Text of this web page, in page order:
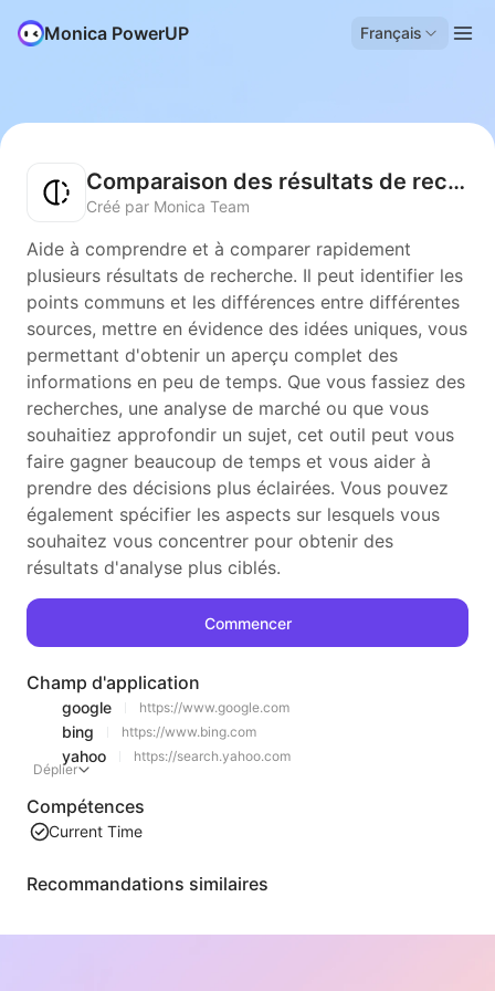
Monica PowerUP Français
Comparaison des résultats de recherche
Créé par Monica Team
Aide à comprendre et à comparer rapidement
plusieurs résultats de recherche. Il peut identifier les
points communs et les différences entre différentes
sources, mettre en évidence des idées uniques, vous
permettant d'obtenir un aperçu complet des
informations en peu de temps. Que vous fassiez des
recherches, une analyse de marché ou que vous
souhaitiez approfondir un sujet, cet outil peut vous
faire gagner beaucoup de temps et vous aider à
prendre des décisions plus éclairées. Vous pouvez
également spécifier les aspects sur lesquels vous
souhaitez vous concentrer pour obtenir des
résultats d'analyse plus ciblés.
Commencer
Champ d'application
google https://www.google.com
bing https://www.bing.com
yahoo
https://search.yahoo.com
Déplier
Compétences
Current Time
Recommandations similaires
Extraction de contenu de liste de vidéos